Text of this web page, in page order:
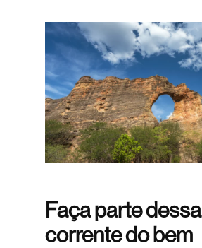
Faça parte dessa
corrente do bem